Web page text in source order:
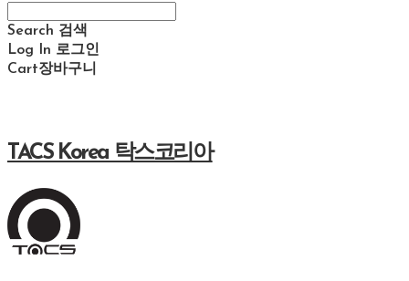
Search 검색
Log In 로그인
Cart장바구니
TACS Korea 탁스코리아